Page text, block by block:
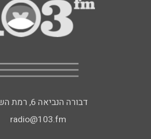
דבורה הנביאה 6, רמת השרון
radio@103.fm